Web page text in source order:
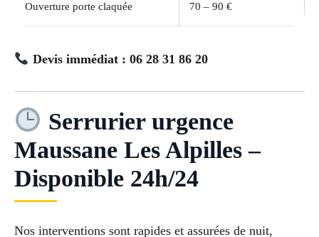
Ouverture porte claquée 70 – 90 €
Devis immédiat : 06 28 31 86 20
Serrurier urgence
Maussane Les Alpilles –
Disponible 24h/24
Nos interventions sont rapides et assurées de nuit,